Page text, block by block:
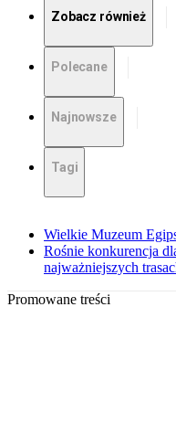
Zobacz również
Polecane
Najnowsze
Tagi
Wielkie Muzeum
Rośnie konkurencja
najważniejszych
Promowane treści